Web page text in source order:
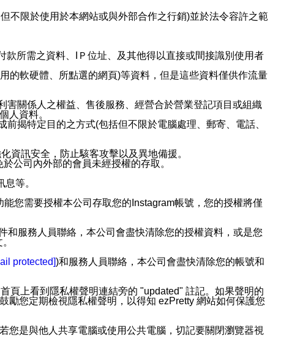
不限於使用於本網站或與外部合作之行銷)並於法令容許之範
所需之資料、IＰ位址、及其他得以直接或間接識別使用者
的軟硬體、所點選的網頁)等資料，但是這些資料僅供作流量
關係人之權益、售後服務、經營合於營業登記項目或組織
人資料。
揭特定目的之方式(包括但不限於電腦處理、郵寄、電話、
資訊安全，防止駭客攻擊以及異地備援。
公司內外部的會員未經授權的存取。
等。
您需要授權本公司存取您的Instagram帳號，您的授權將僅
和服務人員聯絡，本公司會盡快清除您的授權資料，或是您
protected])和服務人員聯絡，本公司會盡快清除您的帳號和
頁上看到隱私權聲明連結旁的 "updated" 註記。如果聲明的
勵您定期檢視隱私權聲明，以得知 ezPretty 網站如何保護您
您是與他人共享電腦或使用公共電腦，切記要關閉瀏覽器視